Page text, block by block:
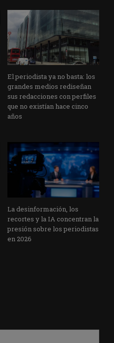
El periodista ya no basta: los
grandes medios rediseñan
sus redacciones con perfiles
que no existían hace cinco
años
La desinformación, los
recortes y la IA concentran la
presión sobre los periodistas
en 2026